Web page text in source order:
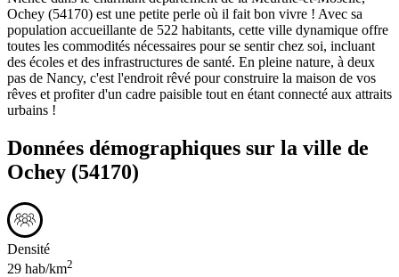
Ochey (54170) est une petite perle où il fait bon vivre ! Avec sa
population accueillante de 522 habitants, cette ville dynamique offre
toutes les commodités nécessaires pour se sentir chez soi, incluant
des écoles et des infrastructures de santé. En pleine nature, à deux
pas de Nancy, c'est l'endroit rêvé pour construire la maison de vos
rêves et profiter d'un cadre paisible tout en étant connecté aux attraits
urbains !
Données démographiques sur la ville de
Ochey (54170)
Densité
29 hab/km2